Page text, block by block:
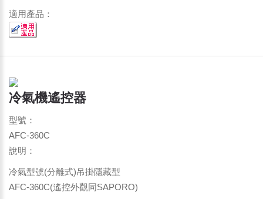
適用產品：
冷氣機遙控器
型號：
AFC-360C
說明：
冷氣型號(分離式)吊掛隱藏型
AFC-360C(遙控外觀同SAPORO)